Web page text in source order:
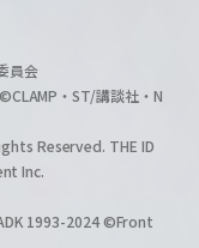
員会
・ST/講談社・N
Reserved. THE ID
Inc.
1993-2024 ©Front